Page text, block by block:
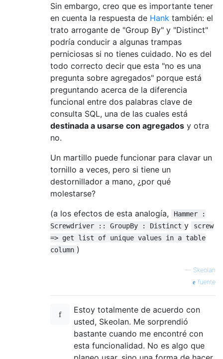
Sin embargo, creo que es importante tener
en cuenta la respuesta de Hank también: el
trato arrogante de "Group By" y "Distinct"
podría conducir a algunas trampas
perniciosas si no tienes cuidado. No es del
todo correcto decir que esta "no es una
pregunta sobre agregados" porque está
preguntando acerca de la diferencia
funcional entre dos palabras clave de
consulta SQL, una de las cuales está
destinada a usarse con agregados y otra
no.
Un martillo puede funcionar para clavar un
tornillo a veces, pero si tiene un
destornillador a mano, ¿por qué
molestarse?
(a los efectos de esta analogía,
Hammer :
Screwdriver :: GroupBy : Distinct y
screw
=> get list of unique values in a table
column )
— Skeolan
fuente
Estoy totalmente de acuerdo con
usted, Skeolan. Me sorprendió
bastante cuando me encontré con
esta funcionalidad. No es algo que